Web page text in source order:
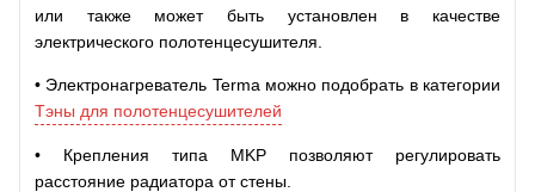
или также может быть установлен в качестве
электрического полотенцесушителя.
• Электронагреватель Terma можно подобрать в категории
Тэны для полотенцесушителей
• Крепления типа MKP позволяют регулировать
расстояние радиатора от стены.